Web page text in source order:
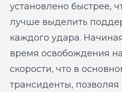
установлено быстрее,
лучше выделить
каждого удара.
время освобождения
скорости, что в
трансиденты,